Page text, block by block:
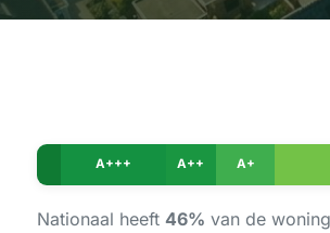
A+++ A++ A+
Nationaal heeft 46% van de